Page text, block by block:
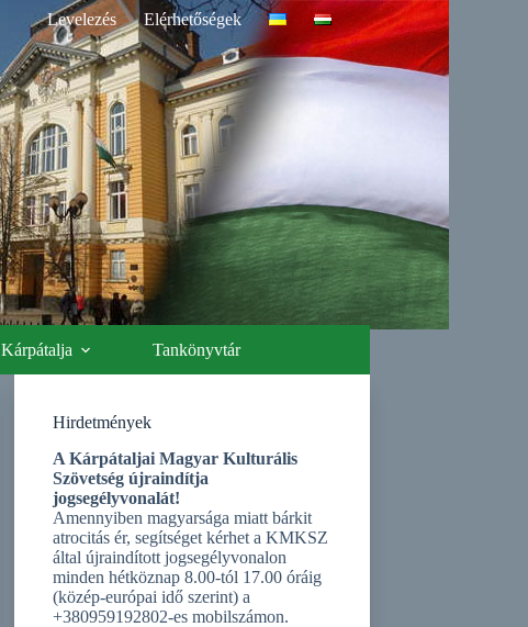
Levelezés Elérhetőségek
Kárpátalja Tankönyvtár
Hirdetmények
A Kárpátaljai Magyar Kulturális
Szövetség újraindítja
jogsegélyvonalát!
Amennyiben magyarsága miatt bárkit
atrocitás ér, segítséget kérhet a KMKSZ
által újraindított jogsegélyvonalon
minden hétköznap 8.00-tól 17.00 óráig
(közép-európai idő szerint) a
+380959192802-es mobilszámon.